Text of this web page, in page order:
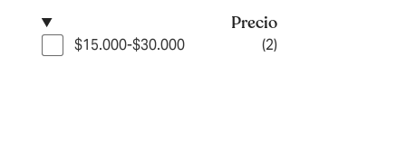
Precio
$15.000-$30.000 (2)